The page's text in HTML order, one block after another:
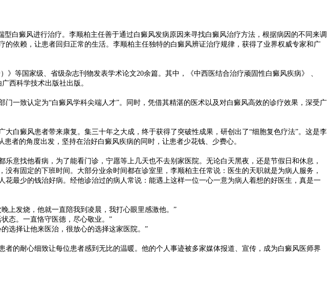
癜风进行治疗。李顺柏主任善于通过白癜风发病原因来寻找白癜风治疗方法，根据病因的不同来调
依赖，让患者回归正常的生活。李顺柏主任独特的白癜风辨证治疗规律，获得了业界权威专家和广
国家级、省级杂志刊物发表学术论文20余篇。其中，《中西医结合治疗顽固性白癜风疾病》 、
西科学技术出版社出版。
致认定为“白癜风学科尖端人才”。同时，凭借其精湛的医术以及对白癜风高效的诊疗效果，深受广
癜风患者带来康复。集三十年之大成，终于获得了突破性成果，研创出了“细胞复色疗法”。这是李
者的角度出发，坚持在治好白癜风疾病的同时，让患者少花钱、少费心。
找他看病，为了能看门诊，宁愿等上几天也不去别家医院。无论白天黑夜，还是节假日和休息，
有固定的下班时间。大部分业余时间都在诊室里，李顺柏主任常说：医生的天职就是为病人服务，
最少的钱治好病。经他诊治过的病人常说：能遇上这样一位一心一意为病人着想的好医生，真是一
发烧，他就一直陪我到凌晨，我打心眼里感激他。”
态。一直恪守医德，尽心敬业。”
选择让他来医治，很放心的选择这家医院。”
耐心细致让每位患者感到无比的温暖。他的个人事迹被多家媒体报道、宣传，成为白癜风医师界